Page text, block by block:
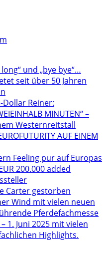
und „bye bye“…
seit über 50 Jahren
Reiner:
MINUTEN“ –
Westernreitstall
AUF EINEM
Feeling pur auf Europas
200.000 added
Carter gestorben
Wind mit vielen neuen
Pferdefachmesse
1. Juni 2025 mit vielen
Highlights.